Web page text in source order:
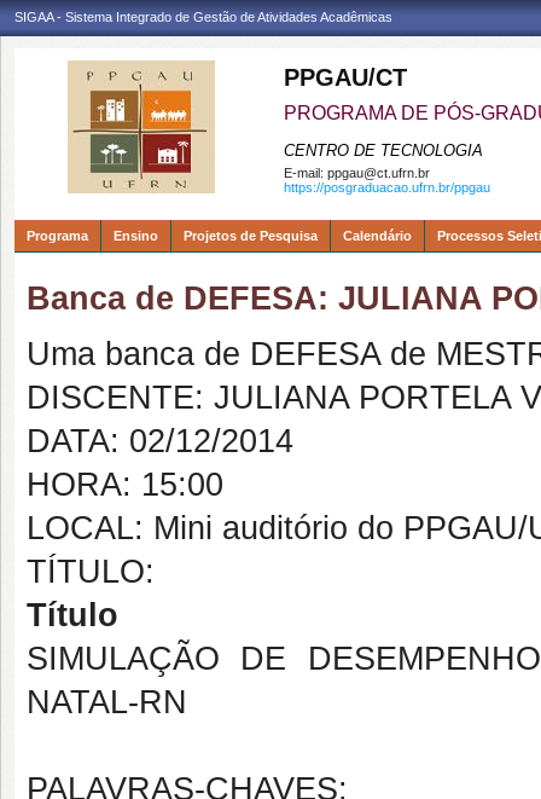
SIGAA - Sistema Integrado de Gestão de Atividades Acadêmicas
PPGAU/CT
PROGRAMA DE PÓS-
CENTRO DE TECNOLOGIA
E-mail: ppgau@ct.ufrn.br
https://posgraduacao.ufrn.br/ppgau
Programa Ensino Projetos de Pesquisa Calendário Processos
Banca de DEFESA: JULIANA
Uma banca de DEFESA de
DISCENTE: JULIANA PORTELA
DATA: 02/12/2014
HORA: 15:00
LOCAL: Mini auditório do PPGAU/
TÍTULO:
Título
SIMULAÇÃO DE
NATAL-RN
PALAVRAS-CHAVES: